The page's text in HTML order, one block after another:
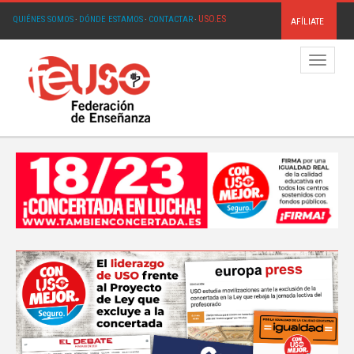
QUIÉNES SOMOS· DÓNDE ESTAMOS· CONTACTAR· USO.ES AFÍLIATE
Menú